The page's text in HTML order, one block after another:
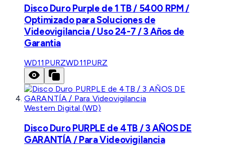
Disco Duro Purple de 1 TB / 5400 RPM /
Optimizado para Soluciones de
Videovigilancia / Uso 24-7 / 3 Años de
Garantia
WD11PURZWD11PURZ
Western Digital (WD)
Disco Duro PURPLE de 4TB / 3 AÑOS DE
GARANTÍA / Para Videovigilancia